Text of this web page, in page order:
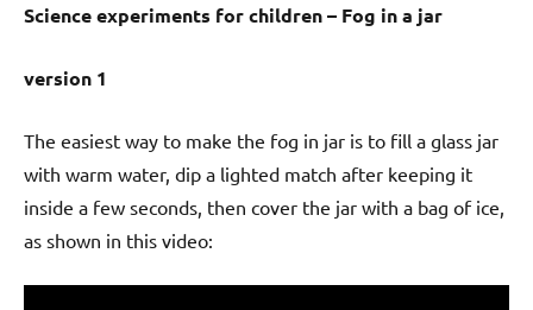
Science experiments for children – Fog in a jar
version 1
The easiest way to make the fog in jar is to fill a glass jar
with warm water, dip a lighted match after keeping it
inside a few seconds, then cover the jar with a bag of ice,
as shown in this video: